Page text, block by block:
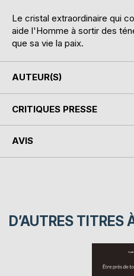
Le cristal extraordinaire qui
aide l'Homme à sortir des
que sa vie la paix.
AUTEUR(S)
CRITIQUES PRESSE
AVIS
D’AUTRES TITRES